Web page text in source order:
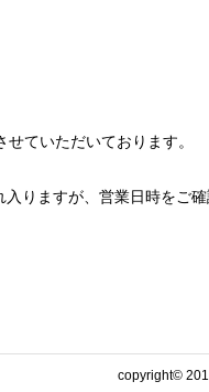
ていただいております。
りますが、営業日時をご
copyright©